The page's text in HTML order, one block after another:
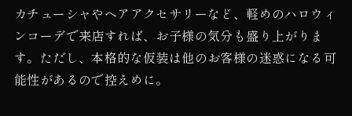
カチューシャやヘアアクセサリーなど、軽めのハロウィ
ンコーデで来店すれば、お子様の気分も盛り上がりま
す。ただし、本格的な仮装は他のお客様の迷惑になる可
能性があるので控えめに。